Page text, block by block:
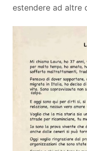
estendere ad altre